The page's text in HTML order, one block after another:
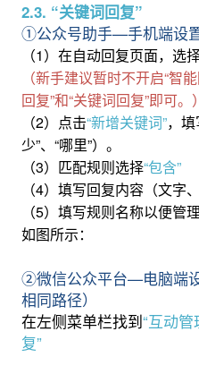
2.3. “关键词回复”
①公众号助手—手机端设置
（1）在自动回复页面，选
（新手建议暂时不开启“智
回复”和“关键词回复”即可。）
（2）点击“新增关键词”，
少”、“哪里”）。
（3）匹配规则选择“包含”
（4）填写回复内容（文字
（5）填写规则名称以便管理
如图所示：
②微信公众平台—电脑端
相同路径）
在左侧菜单栏找到“互动
复”